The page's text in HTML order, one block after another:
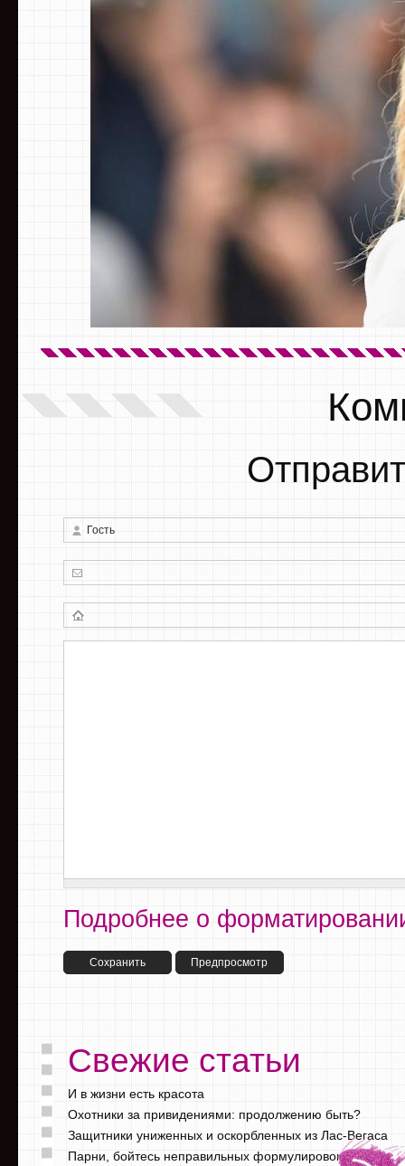
Подробнее о
Свежие статьи
И в жизни есть красота
Охотники за привидениями: продолжению быть?
Защитники униженных и оскорбленных из Лас-Вегаса
Парни, бойтесь неправильных формулировок